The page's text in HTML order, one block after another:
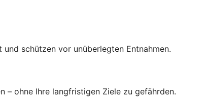
schützen vor unüberlegten Entnahmen.
– ohne Ihre langfristigen Ziele zu gefährden.